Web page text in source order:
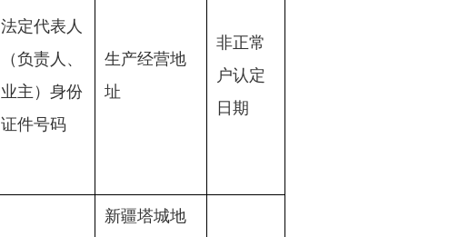
法定代表人
（负责人、
业主）身份
证件号码
生产经营地
址
非正常
户认定
日期
新疆塔城地